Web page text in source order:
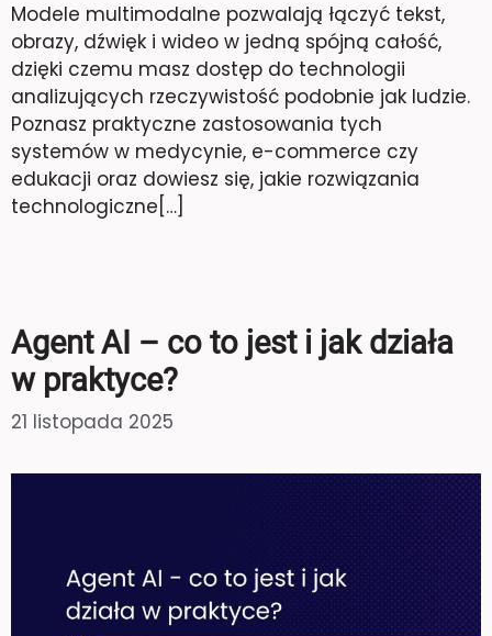
Modele multimodalne pozwalają łączyć tekst,
obrazy, dźwięk i wideo w jedną spójną całość,
dzięki czemu masz dostęp do technologii
analizujących rzeczywistość podobnie jak ludzie.
Poznasz praktyczne zastosowania tych
systemów w medycynie, e-commerce czy
edukacji oraz dowiesz się, jakie rozwiązania
technologiczne[…]
Agent AI – co to jest i jak działa
w praktyce?
21 listopada 2025